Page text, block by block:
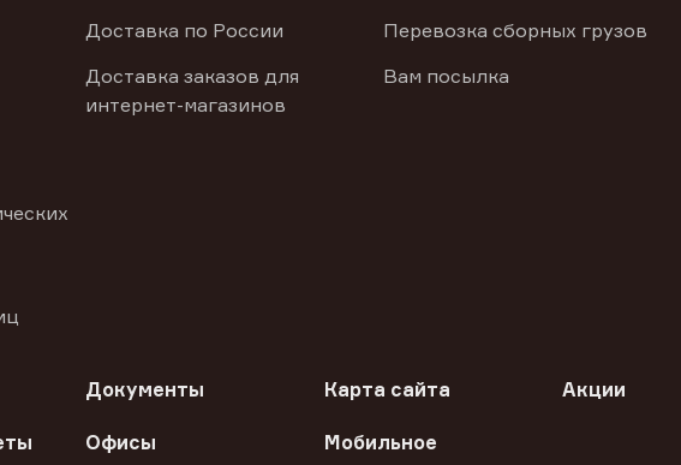
Доставка по России
Доставка заказов для
интернет-магазинов
Перевозка сборных грузов
Вам посылка
Документы Карта сайта Акции
Офисы
Мобильное